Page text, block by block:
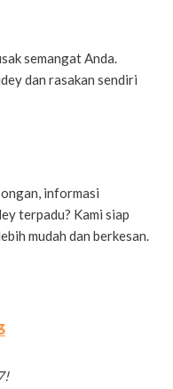
semangat Anda.
dan rasakan sendiri
informasi
terpadu? Kami siap
mudah dan berkesan.